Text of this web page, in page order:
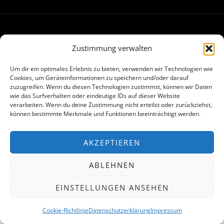
Zustimmung verwalten
Um dir ein optimales Erlebnis zu bieten, verwenden wir Technologien wie
Cookies, um Geräteinformationen zu speichern und/oder darauf
zuzugreifen. Wenn du diesen Technologien zustimmst, können wir Daten
wie das Surfverhalten oder eindeutige IDs auf dieser Website
verarbeiten. Wenn du deine Zustimmung nicht erteilst oder zurückziehst,
können bestimmte Merkmale und Funktionen beeinträchtigt werden.
AKZEPTIEREN
ABLEHNEN
EINSTELLUNGEN ANSEHEN
Cookie-RichtlinieDatenschutzerklärungImpressum